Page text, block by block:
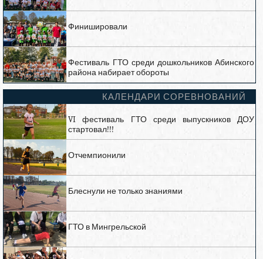
Финишировали
Фестиваль ГТО среди дошкольников Абинского
района набирает обороты
КАЛЕНДАРИ СОРЕВНОВАНИЙ
VI фестиваль ГТО среди выпускников ДОУ
стартовал!!!
Отчемпионили
Блеснули не только знаниями
ГТО в Мингрельской